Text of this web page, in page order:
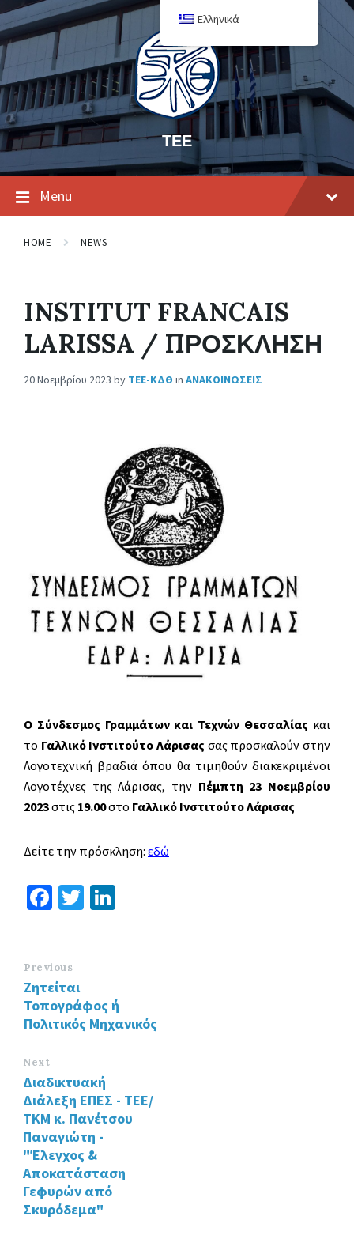
ΤΕΕ
Menu
HOME NEWS
INSTITUT FRANCAIS
LARISSA / ΠΡΟΣΚΛΗΣΗ
20 Νοεμβρίου 2023 by ΤΕΕ-ΚΔΘ in ΑΝΑΚΟΙΝΩΣΕΙΣ
Ο Σύνδεσμος Γραμμάτων και Τεχνών Θεσσαλίας και
το Γαλλικό Ινστιτούτο Λάρισας σας προσκαλούν στην
Λογοτεχνική βραδιά όπου θα τιμηθούν διακεκριμένοι
Λογοτέχνες της Λάρισας, την Πέμπτη 23 Νοεμβρίου
2023στις 19.00στο Γαλλικό Ινστιτούτο Λάρισας
Δείτε την πρόσκληση: εδώ
Fa
o
o
k
T
n
Previous
Ζητείται
Τοπογράφος ή
Πολιτικός Μηχανικός
Next
Διαδικτυακή
Διάλεξη ΕΠΕΣ - ΤΕΕ/
ΤΚΜ κ. Πανέτσου
Παναγιώτη -
"Έλεγχος &
Αποκατάσταση
Γεφυρών από
Σκυρόδεμα"
Ελληνικά